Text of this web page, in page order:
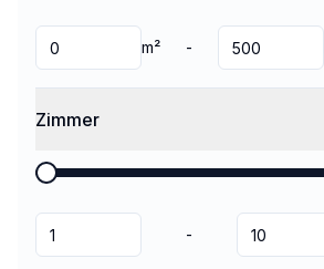
m² -
Zimmer
-